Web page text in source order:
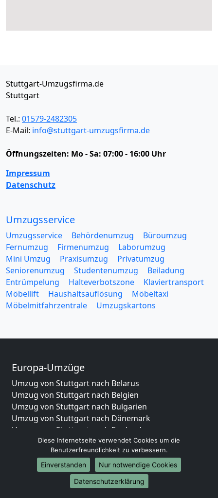
Stuttgart-Umzugsfirma.de
Stuttgart
Tel.: 01579-2482305
E-Mail: info@stuttgart-umzugsfirma.de
Öffnungszeiten: Mo - Sa: 07:00 - 16:00 Uhr
Impressum
Datenschutz
Umzugsservice
Umzugsservice Behördenumzug
Büroumzug
Fernumzug
Firmenumzug
Laborumzug
Mini Umzug
Praxisumzug
Privatumzug
Seniorenumzug
Studentenumzug
Beiladung
Entrümpelung
Halteverbotszone
Klaviertransport
Möbellift
Haushaltsauflösung
Möbeltaxi
Möbelmitfahrzentrale
Umzugskartons
Europa-Umzüge
Umzug von Stuttgart nach Belarus
Umzug von Stuttgart nach Belgien
Umzug von Stuttgart nach Bulgarien
Umzug von Stuttgart nach Dänemark
Umzug von Stuttgart nach England
Umzug von Stuttgart nach Portugal
Umzug von Stuttgart nach Bosnien
und Herzegowina
Umzug von Stuttgart nach Irland
Umzug von Stuttgart nach Lettland
Diese Internetseite verwendet Cookies um die
Benutzerfreundlichkeit zu verbessern.
Einverstanden
Nur notwendige Cookies
Datenschutzerklärung